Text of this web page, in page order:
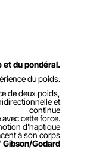
et du pondéral.
du poids.
de deux poids,
et
continue
avec cette force.
d’haptique
à son corps
Gibson/Godard